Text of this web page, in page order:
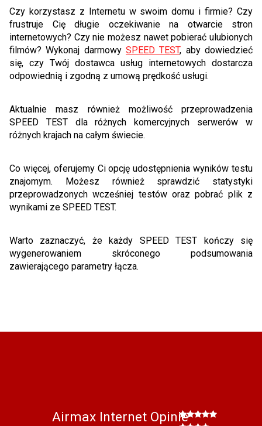
Czy korzystasz z Internetu w swoim domu i firmie? Czy
frustruje Cię długie oczekiwanie na otwarcie stron
internetowych? Czy nie możesz nawet pobierać ulubionych
filmów? Wykonaj darmowy SPEED TEST, aby dowiedzieć
się, czy Twój dostawca usług internetowych dostarcza
odpowiednią i zgodną z umową prędkość usługi.
Aktualnie masz również możliwość przeprowadzenia
SPEED TEST dla różnych komercyjnych serwerów w
różnych krajach na całym świecie.
Co więcej, oferujemy Ci opcję udostępnienia wyników testu
znajomym. Możesz również sprawdzić statystyki
przeprowadzonych wcześniej testów oraz pobrać plik z
wynikami ze SPEED TEST.
Warto zaznaczyć, że każdy SPEED TEST kończy się
wygenerowaniem skróconego podsumowania
zawierającego parametry łącza.
Airmax Internet Opinie